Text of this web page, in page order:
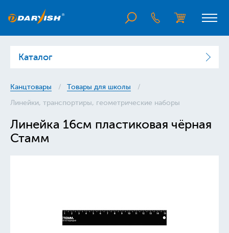
Каталог
Канцтовары Товары для школы
Линейки, транспортиры, геометрические наборы
Линейка 16см пластиковая чёрная
Стамм